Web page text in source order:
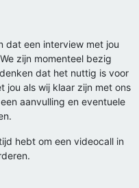
dat een interview met jou
zijn momenteel bezig
dat het nuttig is voor
jou als wij klaar zijn met ons
aanvulling en eventuele
hebt om een videocall in